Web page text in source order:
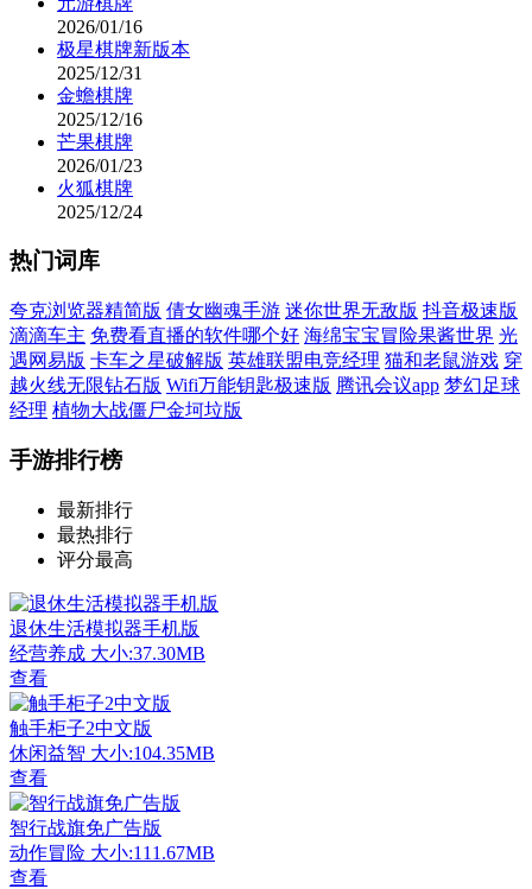
2026/01/16
极星棋牌新版本
2025/12/31
金蟾棋牌
2025/12/16
芒果棋牌
2026/01/23
火狐棋牌
2025/12/24
热门词库
夸克浏览器精简版 倩女幽魂手游 迷你世界无敌版 抖音极速版
滴滴车主 免费看直播的软件哪个好 海绵宝宝冒险果酱世界 光
遇网易版 卡车之星破解版 英雄联盟电竞经理 猫和老鼠游戏 穿
越火线无限钻石版 Wifi万能钥匙极速版 腾讯会议app 梦幻足球
经理 植物大战僵尸金坷垃版
手游排行榜
最新排行
最热排行
评分最高
退休生活模拟器手机版
经营养成 大小:37.30MB
查看
触手柜子2中文版
休闲益智 大小:104.35MB
查看
智行战旗免广告版
动作冒险 大小:111.67MB
查看